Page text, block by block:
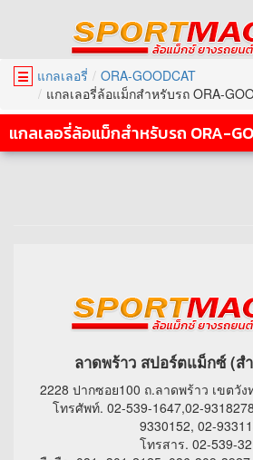
☰ แกลเลอรี่
ORA-GOODCAT
แกลเลอรี่ล้อแม็กสำหรับรถ ORA-
แกลเลอรี่ล้อแม็กสำหรับรถ ORA-
ลาดพร้าว สปอร์ตแม็กซ์ (ส
2228 ปากซอย100 ถ.ลาดพร้าว เขตวัง
โทรศัพท์. 02-539-1647,02-
9330152, 02-
โทรสาร. 02-539-